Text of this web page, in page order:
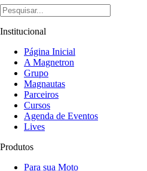
Institucional
Página Inicial
A Magnetron
Grupo
Magnautas
Parceiros
Cursos
Agenda de Eventos
Lives
Produtos
Para sua Moto